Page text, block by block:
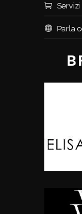
Parla